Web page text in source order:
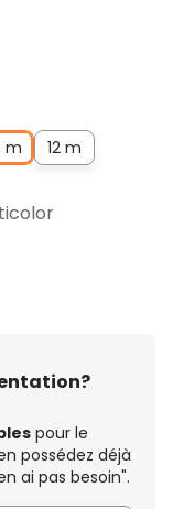
m 12 m
pour le
possédez déjà
ai pas besoin".